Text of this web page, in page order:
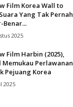
Film Korea Wall to
Yang Tak Pernah
Benar...
2025
Film Harbin (2025),
Memukau Perlawanan
Pejuang Korea
2025